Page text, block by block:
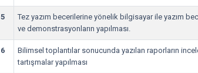
5
Tez yazım becerilerine yönelik bilgisayar ile yazım
ve demonstrasyonların yapılması.
6
Bilimsel toplantılar sonucunda yazılan raporların
tartışmalar yapılması